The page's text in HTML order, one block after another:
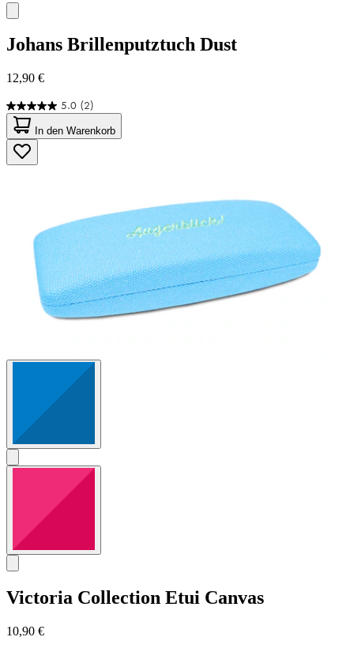
Johans Brillenputztuch Dust
12,90 €
5.0 (2)
5.0
von
5
Sternen.
2
In den Warenkorb
Victoria Collection Etui Canvas
10,90 €